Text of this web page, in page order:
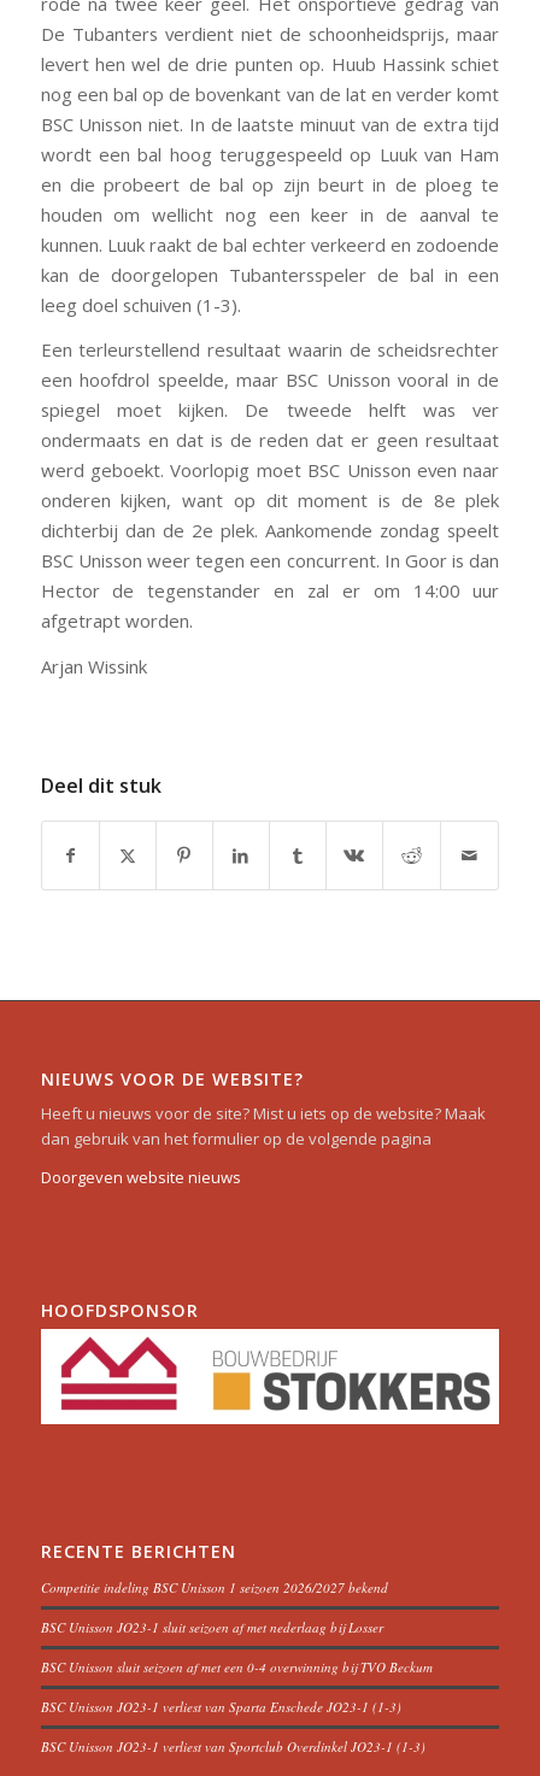
De Tubanters verdient niet de schoonheidsprijs, maar
levert hen wel de drie punten op. Huub Hassink schiet
nog een bal op de bovenkant van de lat en verder komt
BSC Unisson niet. In de laatste minuut van de extra tijd
wordt een bal hoog teruggespeeld op Luuk van Ham
en die probeert de bal op zijn beurt in de ploeg te
houden om wellicht nog een keer in de aanval te
kunnen. Luuk raakt de bal echter verkeerd en zodoende
kan de doorgelopen Tubantersspeler de bal in een
leeg doel schuiven (1-3).
Een terleurstellend resultaat waarin de scheidsrechter
een hoofdrol speelde, maar BSC Unisson vooral in de
spiegel moet kijken. De tweede helft was ver
ondermaats en dat is de reden dat er geen resultaat
werd geboekt. Voorlopig moet BSC Unisson even naar
onderen kijken, want op dit moment is de 8e plek
dichterbij dan de 2e plek. Aankomende zondag speelt
BSC Unisson weer tegen een concurrent. In Goor is dan
Hector de tegenstander en zal er om 14:00 uur
afgetrapt worden.
Arjan Wissink
Deel dit stuk
NIEUWS VOOR DE WEBSITE?
Heeft u nieuws voor de site? Mist u iets op de website? Maak
dan gebruik van het formulier op de volgende pagina
Doorgeven website nieuws
HOOFDSPONSOR
RECENTE BERICHTEN
Competitie indeling BSC Unisson 1 seizoen 2026/2027 bekend
BSC Unisson JO23-1 sluit seizoen af met nederlaag bij Losser
BSC Unisson sluit seizoen af met een 0-4 overwinning bij TVO Beckum
BSC Unisson JO23-1 verliest van Sparta Enschede JO23-1 (1-3)
BSC Unisson JO23-1 verliest van Sportclub Overdinkel JO23-1 (1-3)